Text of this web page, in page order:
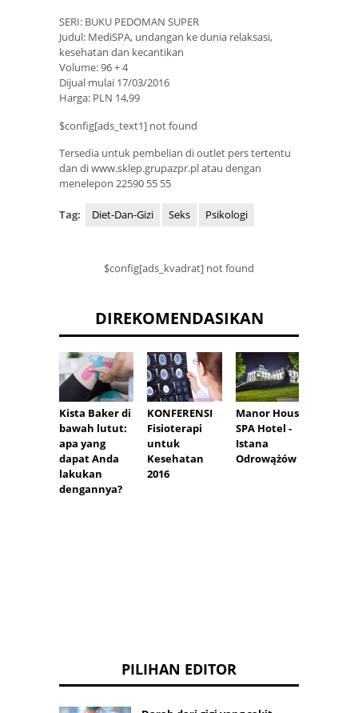
SERI: BUKU PEDOMAN SUPER
Judul: MediSPA, undangan ke dunia relaksasi,
kesehatan dan kecantikan
Volume: 96 + 4
Dijual mulai 17/03/2016
Harga: PLN 14,99
$config[ads_text1] not found
Tersedia untuk pembelian di outlet pers tertentu
dan di www.sklep.grupazpr.pl atau dengan
menelepon 22590 55 55
Tag: Diet-Dan-Gizi Seks Psikologi
$config[ads_kvadrat] not found
DIREKOMENDASIKAN
Kista Baker di
bawah lutut:
apa yang
dapat Anda
lakukan
dengannya?
KONFERENSI
Fisioterapi
untuk
Kesehatan
2016
Manor House
SPA Hotel -
Istana
Odrowążów
PILIHAN EDITOR